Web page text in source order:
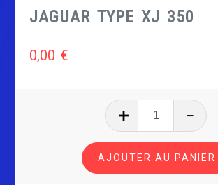
JAGUAR TYPE XJ 350
0,00 €
quantité
JAGUAR
TYPE
XJ
AJOUTER AU PANIER